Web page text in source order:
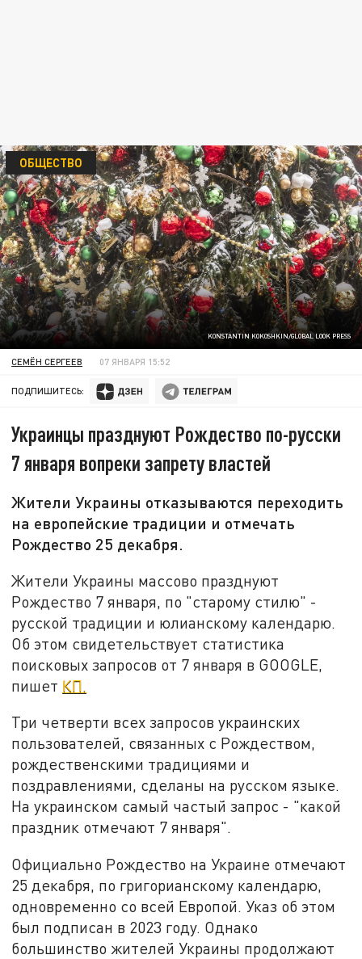
KONSTANTIN KOKOSHKIN/GLOBAL LOOK PRESS
ОБЩЕСТВО
СЕМЁН СЕРГЕЕВ 07 ЯНВАРЯ 15:52
ПОДПИШИТЕСЬ:
Украинцы празднуют Рождество по-русски
7 января вопреки запрету властей
Жители Украины отказываются переходить
на европейские традиции и отмечать
Рождество 25 декабря.
Жители Украины массово празднуют
Рождество 7 января, по "старому стилю" -
русской традиции и юлианскому календарю.
Об этом свидетельствует статистика
поисковых запросов от 7 января в GOOGLE,
пишет КП.
Три четверти всех запросов украинских
пользователей, связанных с Рождеством,
рождественскими традициями и
поздравлениями, сделаны на русском языке.
На украинском самый частый запрос - "какой
праздник отмечают 7 января".
Официально Рождество на Украине отмечают
25 декабря, по григорианскому календарю,
одновременно со всей Европой. Указ об этом
был подписан в 2023 году. Однако
большинство жителей Украины продолжают